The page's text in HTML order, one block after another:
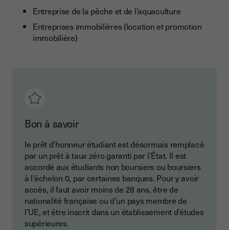
Entreprise de la pêche et de l’aquaculture
Entreprises immobilières (location et promotion
immobilière)
Bon à savoir
le prêt d’honneur étudiant est désormais remplacé
par un prêt à taux zéro garanti par l’État. Il est
accordé aux étudiants non boursiers ou boursiers
à l’échelon 0, par certaines banques. Pour y avoir
accès, il faut avoir moins de 28 ans, être de
nationalité française ou d’un pays membre de
l’UE, et être inscrit dans un établissement d’études
supérieures.